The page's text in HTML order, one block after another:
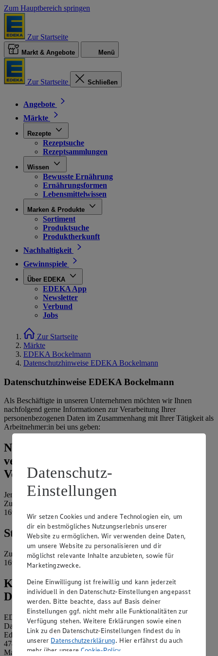
Zum Hauptbereich springen
Zur Startseite
Markt & Angebote Menü
Zur Startseite Schließen
Angebote
Märkte
Rezepte
Rezeptsuche
Rezeptsammlungen
Wissen
Bewusste Ernährung
Ernährungsformen
Lebensmittelwissen
Marken & Produkte
Sortiment
Produktsuche
Produktherkunft
Nachhaltigkeit
Gewinnspiele
Über EDEKA
EDEKA App
Newsletter
Verbund
Jobs
Zur Startseite
Märkte
EDEKA Bockelmann
Datenschutzhinweise EDEKA Bockelmann
Datenschutzhinweise EDEKA Bockelmann
Als Beschäftigte in unseren Unternehmen möchten wir Ihnen
nachfolgend gerne Informationen zur Verarbeitung Ihrer
personenbezogenen Daten im Zusammenhang mit Ihrer Tätigkeit als
Arbeitnehmer:in bei uns geben:
Name und Kontaktdaten der
verantwortlichen Stelle und ggf. deren
Vertretung:
Jens Bockelmann e.K.
Zur Burghofwiese 1
16949 Putlitz
Standort des Marktes:
Zur Burghofwiese 1
16949 Putlitz
Kontaktdaten des betrieblichen
Datenschutzbeauftragten:
EDEKA Nordwest Stiftung & Co. KG
Datenschutzbeauftragter
Edekaplatz 1
47445 Moers
Mail:
nw_datenschutz@edeka.de
Datenschutz-
Einstellungen
Wir setzen Cookies und andere Technologien ein, um
dir ein bestmögliches Nutzungserlebnis unserer
Website zu ermöglichen. Wir verwenden deine Daten,
um unsere Website zu personalisieren und dir
möglichst relevante Inhalte anzubieten, sowie für
Marketingzwecke.
Deine Einwilligung ist freiwillig und kann jederzeit
individuell in den Datenschutz-Einstellungen angepasst
werden. Bitte beachte, dass auf Basis deiner
Einstellungen ggf. nicht mehr alle Funktionalitäten zur
Verfügung stehen. Weitere Erklärungen sowie einen
Link zu den Datenschutz-Einstellungen findest du in
unserer Datenschutzerklärung. Hier erfährst du auch
mehr über unsereCookie-Policy.